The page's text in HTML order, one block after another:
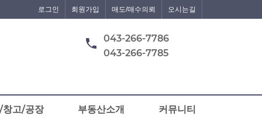
로그인 회원가입 매도/매수의뢰 오시는길
043-266-7786
043-266-7785
창고/공장 부동산소개 커뮤니티